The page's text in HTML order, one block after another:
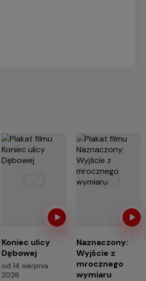
Koniec ulicy
Dębowej
od 14 sierpnia
2026
Naznaczony:
Wyjście z
mrocznego
wymiaru